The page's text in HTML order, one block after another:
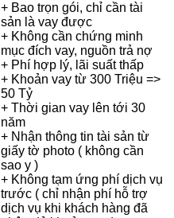
+ Bao trọn gói, chỉ cần tài
sản là vay được
+ Không cần chứng minh
mục đích vay, nguồn trả nợ
+ Phí hợp lý, lãi suất thấp
+ Khoản vay từ 300 Triệu =>
50 Tỷ
+ Thời gian vay lên tới 30
năm
+ Nhận thông tin tài sản từ
giấy tờ photo ( không cần
sao y )
+ Không tạm ứng phí dịch vụ
trước ( chỉ nhận phí hỗ trợ
dịch vụ khi khách hàng đã